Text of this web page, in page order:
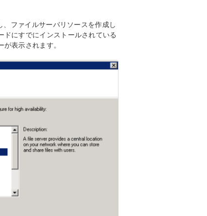
ファイルサーバリソースを作成し
にすでにインストールされている
表示されます。